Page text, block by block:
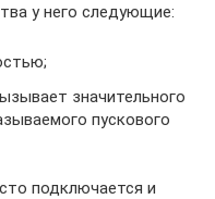
у него следующие:
значительного
пускового
подключается и